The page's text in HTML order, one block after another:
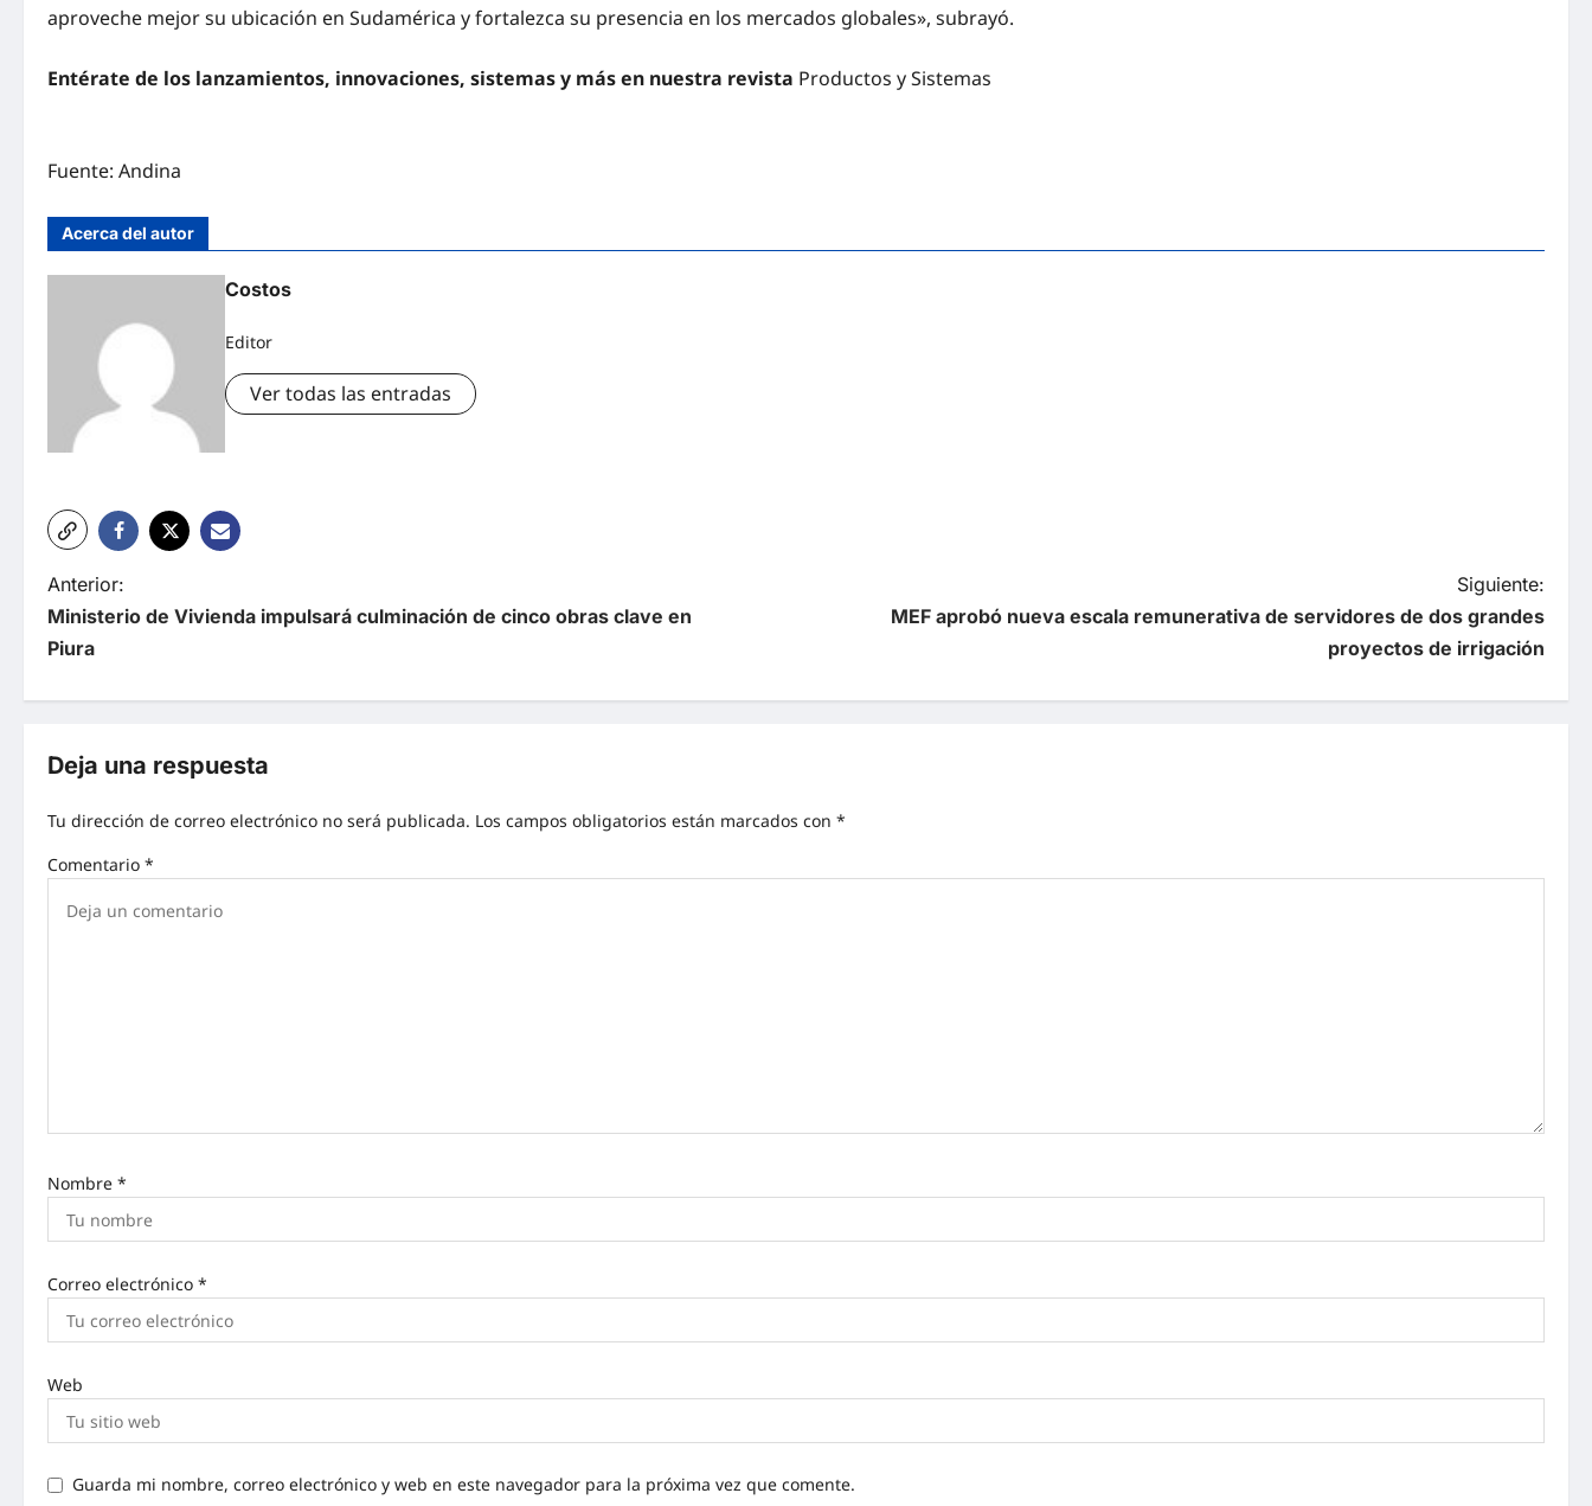
aproveche mejor su ubicación en Sudamérica y fortalezca su presencia en los mercados globales», subrayó.
Entérate de los lanzamientos, innovaciones, sistemas y más en nuestra revista Productos y Sistemas
Fuente: Andina
Acerca del autor
Costos
Editor
Ver todas las entradas
Anterior:
Ministerio de Vivienda impulsará culminación de cinco obras clave en
Piura
Siguiente:
MEF aprobó nueva escala remunerativa de servidores de dos grandes
proyectos de irrigación
Deja una respuesta
Tu dirección de correo electrónico no será publicada. Los campos obligatorios están marcados con *
Comentario *
Nombre *
Correo electrónico *
Web
Guarda mi nombre, correo electrónico y web en este navegador para la próxima vez que comente.